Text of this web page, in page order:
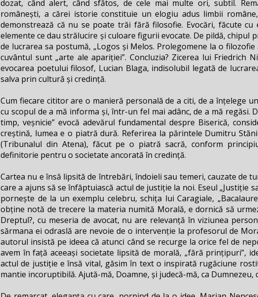
dozat, când alert, când sfătos, de cele mai multe ori, subtil.
românești, a cărei istorie constituie un elogiu adus limbii
demonstrează că nu se poate trăi fără filosofie. Evocări, făcute
elemente ce dau strălucire și culoare figurii evocate. De pildă,
de lucrarea sa postumă, „Logos și Melos. Prolegomene la o
cuvântul sunt „arte ale apariției”. Concluzia? Zicerea lui Friedrich
evocarea poetului filosof, Lucian Blaga, indisolubil legată de
salva prin cultură și credință.
Cum fiecare cititor are o manieră personală de a citi, de a înțelege
cu scopul de a mă informa și, într-un fel mai adânc, de a mă regăsi.
timp, veșnicie” evocă adevărul fundamental despre Biserică,
creștină, lumea e o piatră dură. Referirea la părintele Dumitru
(Tribunalul din Atena), făcut pe o piatră sacră, conform
definitorie pentru o societate ancorată în credință.
Cartea nu e însă lipsită de întrebări, îndoieli sau temeri, cauzate de
care a ajuns să se înfăptuiască actul de justiție la noi. Eseul „Justiție
pornește de la un exemplu celebru, schița lui Caragiale,
obține notă de trecere la materia numită Morală, e dornică să
Dreptul?, cu meseria de avocat, nu are relevanță în viziunea
sărmana ei odraslă are nevoie de o intervenție la profesorul de
autorul insistă pe ideea că atunci când se recurge la orice fel de
avem în față aceeași societate lipsită de morală, „fără prințipuri”,
actul de justiție e însă vital, găsim în text o inspirată rugăciune
mantie incoruptibilă. Ajută-mă, Doamne, și judecă-mă, ca Dumnezeu,